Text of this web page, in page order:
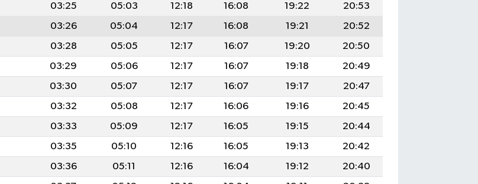
03:25 05:03 12:18 16:08 19:22
20:53
03:26 05:04 12:17 16:08 19:21
20:52
03:28 05:05 12:17 16:07 19:20
20:50
03:29 05:06 12:17 16:07 19:18
20:49
03:30 05:07 12:17 16:07 19:17
20:47
03:32 05:08 12:17 16:06 19:16
20:45
03:33 05:09 12:17 16:05 19:15
20:44
03:35 05:10 12:16 16:05 19:13
20:42
03:36 05:11 12:16 16:04 19:12
20:40